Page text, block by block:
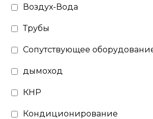
Воздух-Вода
Трубы
Сопутствующее
дымоход
КНР
Кондиционирование